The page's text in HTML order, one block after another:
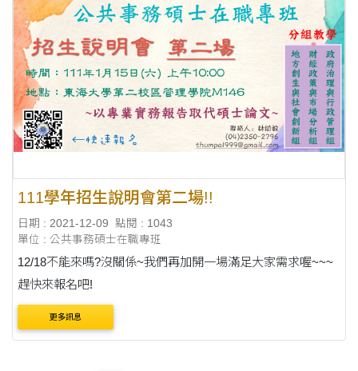
111學年招生說明會第二場!!
日期 : 2021-12-09
點閱 : 1043
單位 : 公共事務碩士在職專班
12/18不能來嗎?沒關係~我們再加開一場滿足大家需求喔~~~
趕快來報名吧!
更多訊息